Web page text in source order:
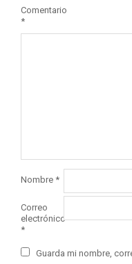
Comentario
*
Nombre *
Correo
electrónico
*
Guarda mi nombre,